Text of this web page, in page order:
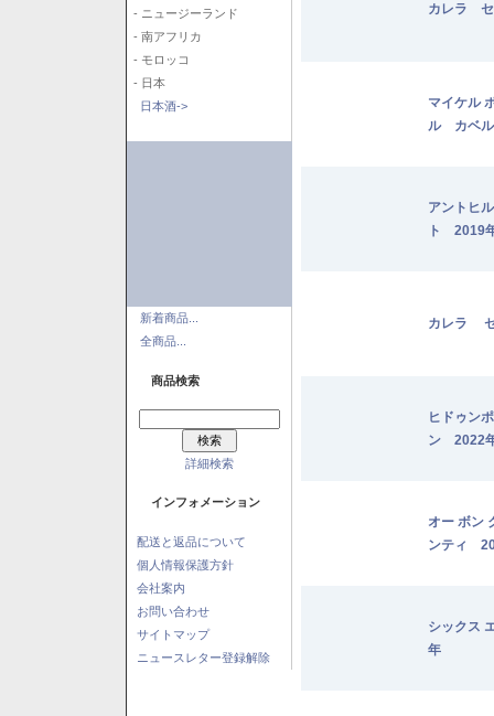
- ニュージーランド
- 南アフリカ
- モロッコ
- 日本
日本酒->
新着商品...
全商品...
商品検索
詳細検索
インフォメーション
配送と返品について
個人情報保護方針
会社案内
お問い合わせ
サイトマップ
ニュースレター登録解除
カレラ
マイケル
ル カベ
アントヒ
ト 2019
カレラ
ヒドゥン
ン 2022
オー ボン
ンティ
シックス
年